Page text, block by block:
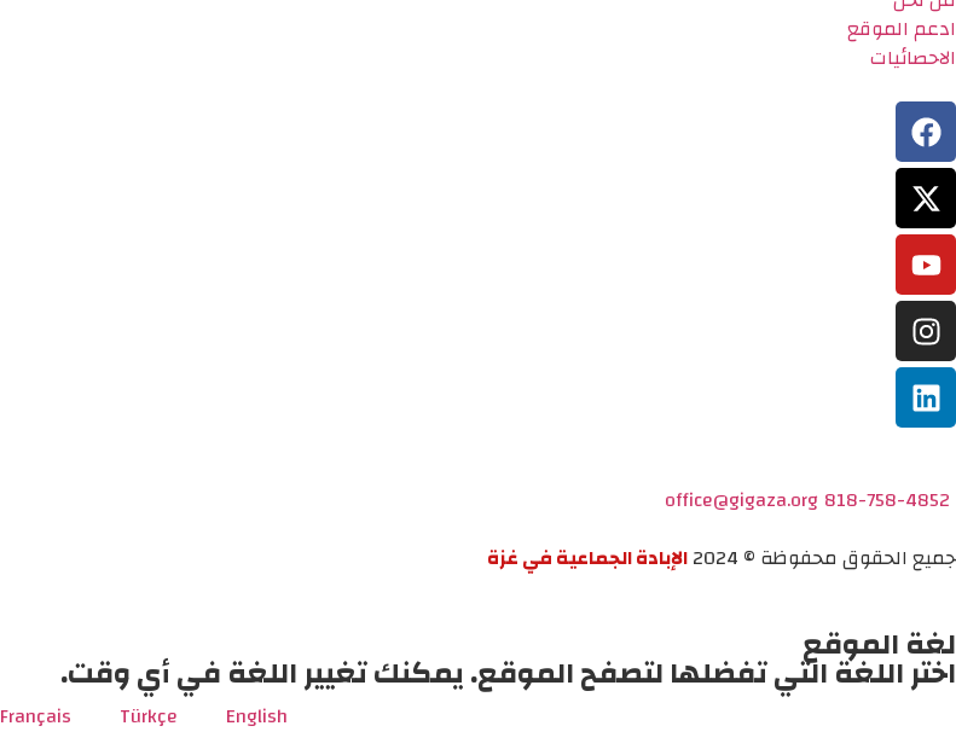
ادعم الموقع
الاحصائيات
818-758-4852
office@gigaza.org
جميع الحقوق محفوظة © 2024
الإبادة الجماعية في غزة
لغة الموقع
اختر اللغة التي تفضلها لتصفح الموقع. يمكنك تغيير اللغة في أي وقت.
English
Türkçe
Français